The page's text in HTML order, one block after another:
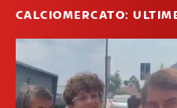
CALCIOMERCATO: